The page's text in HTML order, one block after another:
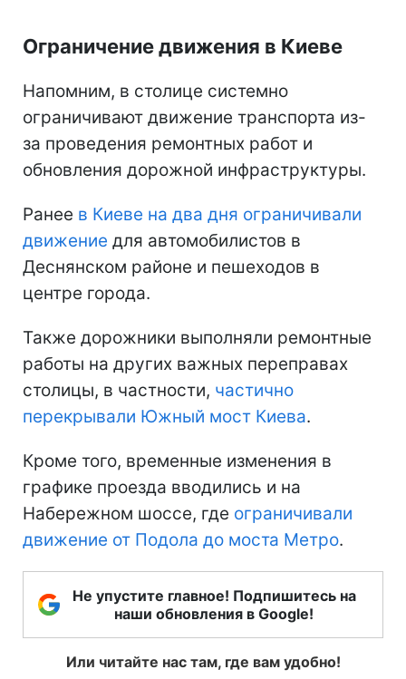
Ограничение движения в Киеве
Напомним, в столице системно
ограничивают движение транспорта из-
за проведения ремонтных работ и
обновления дорожной инфраструктуры.
Ранее в Киеве на два дня ограничивали
движение для автомобилистов в
Деснянском районе и пешеходов в
центре города.
Также дорожники выполняли ремонтные
работы на других важных переправах
столицы, в частности, частично
перекрывали Южный мост Киева.
Кроме того, временные изменения в
графике проезда вводились и на
Набережном шоссе, где ограничивали
движение от Подола до моста Метро.
Не упустите главное! Подпишитесь на
наши обновления в Google!
Или читайте нас там, где вам удобно!